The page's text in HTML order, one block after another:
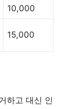
10,000
15,000
하고 대신 인